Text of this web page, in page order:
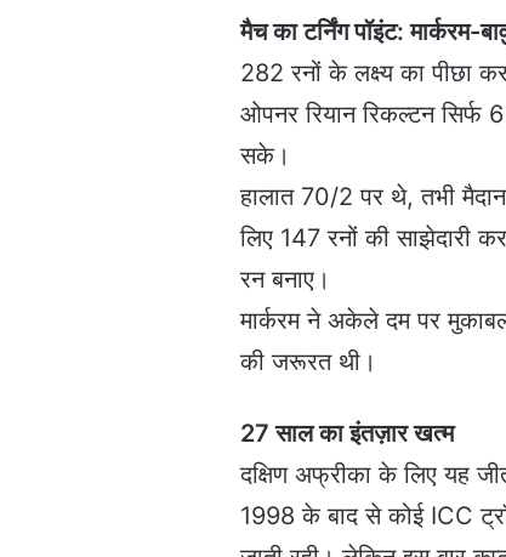
मैच का टर्निंग पॉइंट: मार्करम-
282 रनों के लक्ष्य का पीछा
ओपनर रियान रिकल्टन सिर्फ
सके।
हालात 70/2 पर थे, तभी
लिए 147 रनों की साझेदारी
रन बनाए।
मार्करम ने अकेले दम पर
की जरूरत थी।
27 साल का इंतज़ार खत्म
दक्षिण अफ्रीका के लिए यह
1998 के बाद से कोई ICC